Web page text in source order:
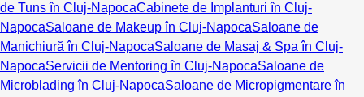
de Tuns în Cluj-NapocaCabinete de Implanturi în Cluj-
NapocaSaloane de Makeup în Cluj-NapocaSaloane de
Manichiură în Cluj-NapocaSaloane de Masaj & Spa în Cluj-
NapocaServicii de Mentoring în Cluj-NapocaSaloane de
Microblading în Cluj-NapocaSaloane de Micropigmentare în